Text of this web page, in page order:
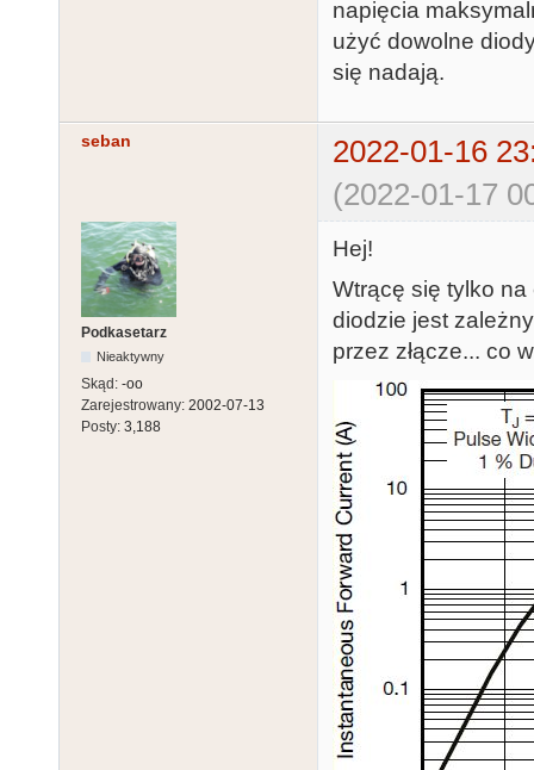
napięcia
użyć dowolne
się nadają.
seban
2022-01-16
(2022-01-17
Podkasetarz
Nieaktywny
Skąd: -oo
Zarejestrowany: 2002-07-13
Posty: 3,188
Hej!
Wtrącę się tylko
diodzie jest
przez złącze... co